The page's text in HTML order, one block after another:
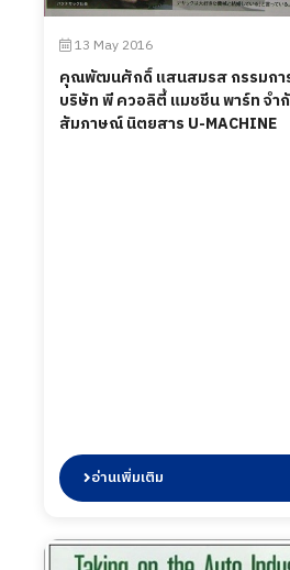
13 May 2016
คุณพัฒนศักดิ์ แสนสมรส กรรมกา
บริษัท พี ควอลิตี้ แมชชีน พาร์ท จำ
สัมภาษณ์ นิตยสาร U-MACHINE
อ่านเพิ่มเติม